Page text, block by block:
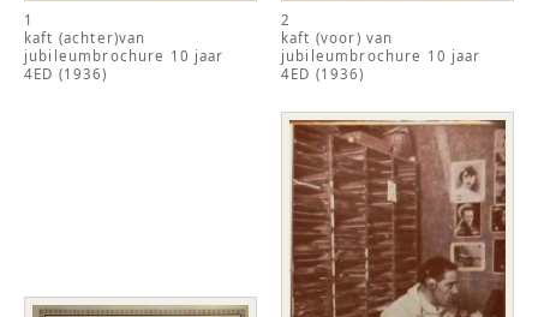
1
kaft (achter)van
jubileumbrochure 10 jaar
4ED (1936)
2
kaft (voor) van
jubileumbrochure 10 jaar
4ED (1936)